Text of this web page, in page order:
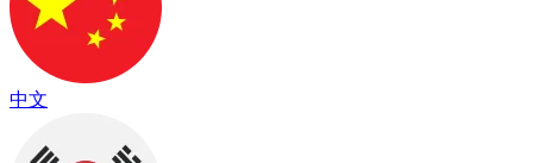
中文